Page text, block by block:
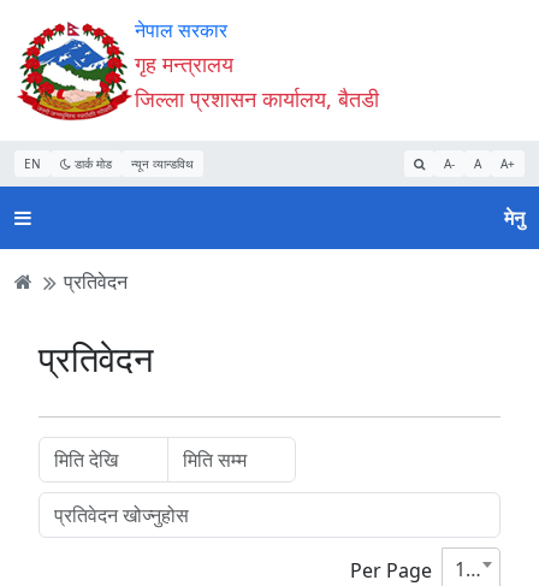
Accessibility
Mode
सुरु
गर्नुहोस्
सामाग्री
पढ्नुहाेस्
नेभिगेसन
पढ्नुहाेस्
वेबसाइट
खोजमा
जानुहोस्
नेपाल सरकार
गृह मन्त्रालय
जिल्ला प्रशासन कार्यालय, बैतडी
EN डार्क मोड न्यून व्यान्डविथ A- A A+
मेनु
प्रतिवेदन
प्रतिवेदन
Per Page
10